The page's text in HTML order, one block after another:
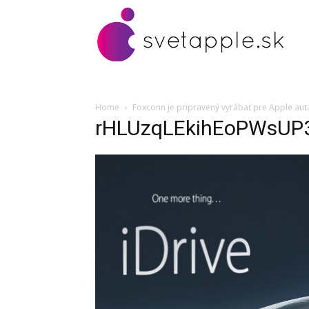
Home Foxconn je pripravený vyrábať pre Apple